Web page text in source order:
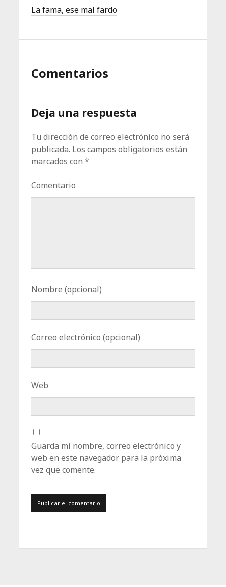
La fama, ese mal fardo
Comentarios
Deja una respuesta
Tu dirección de correo electrónico no será
publicada. Los campos obligatorios están
marcados con*
Comentario
Nombre (opcional)
Correo electrónico (opcional)
Web
Guarda mi nombre, correo electrónico y
web en este navegador para la próxima
vez que comente.